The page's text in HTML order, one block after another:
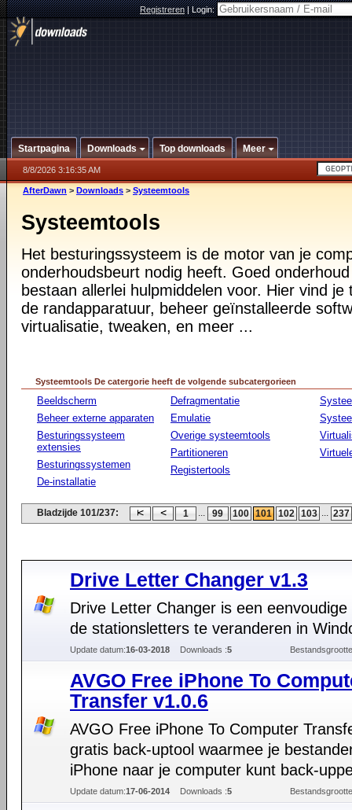
Registreren|Login:
Startpagina Downloads Top downloads Meer
8/8/2026 3:16:35 AM
AfterDawn > Downloads > Systeemtools
Systeemtools
Het besturingssysteem is de motor van je
onderhoudsbeurt nodig heeft. Goed
bestaan allerlei hulpmiddelen voor. Hier vind
de randapparatuur, beheer geïnstalleerde
virtualisatie, tweaken, en meer ...
Systeemtools De catergorie heeft de volgende subcatergorieen
Beeldscherm
Beheer externe apparaten
Besturingssysteem
extensies
Besturingssystemen
De-installatie
Defragmentatie
Emulatie
Overige systeemtools
Partitioneren
Registertools
Bladzijde 101/237: 1 ... 99 100 101 102 103 ... 237
Drive Letter Changer v1.3
Drive Letter Changer is een
de stationsletters te veranderen in
Update datum:16-03-2018 Downloads :5
AVGO Free iPhone To
Transfer v1.0.6
AVGO Free iPhone To Computer
gratis back-uptool waarmee je
iPhone naar je computer kunt back-
Update datum:17-06-2014 Downloads :5